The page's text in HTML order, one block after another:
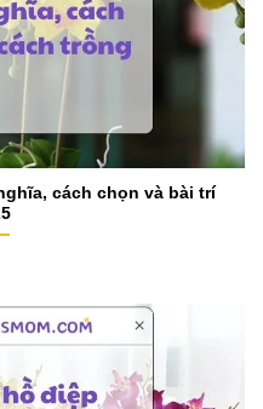
cách chọn và bài trí